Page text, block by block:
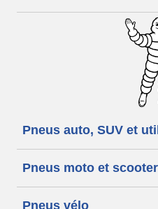
Pneus auto, SUV et
Pneus moto et scooter
Pneus vélo